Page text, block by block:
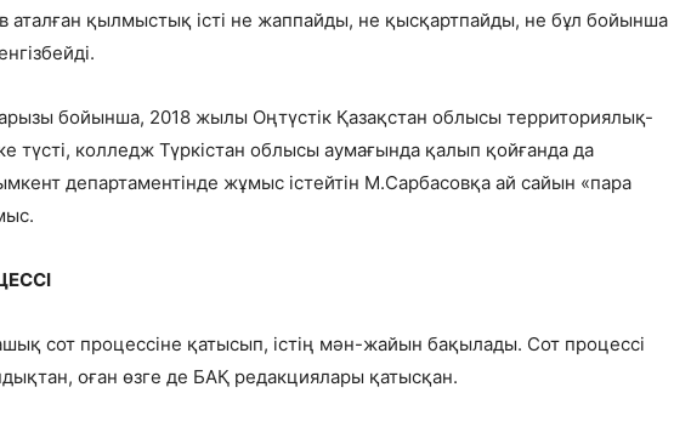
аталған қылмыстық істі не жаппайды, не қысқартпайды, не бұл бойынша
бойынша, 2018 жылы Оңтүстік Қазақстан облысы территориялық-
түсті, колледж Түркістан облысы аумағында қалып қойғанда да
департаментінде жұмыс істейтін М.Сарбасовқа ай сайын «пара
сот процессіне қатысып, істің мән-жайын бақылады. Сот процессі
оған өзге де БАҚ редакциялары қатысқан.